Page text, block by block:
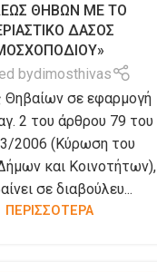
ΘΗΒΩΝ ΜΕ ΤΟ
ΔΑΣΟΣ
bydimosthivas
σε εφαρμογή
2 του άρθρου 79 του
2006 (Κύρωση του
και Κοινοτήτων),
σε διαβούλευ...
ΠΕΡΙΣΣΟΤΕΡΑ